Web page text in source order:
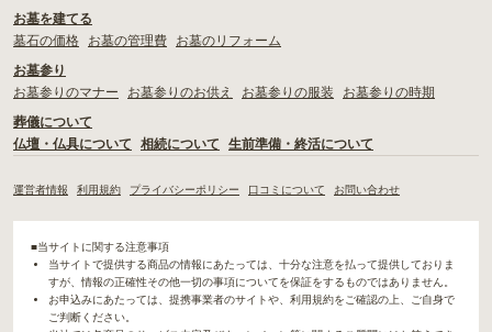
お墓を建てる
墓石の価格
お墓の管理費
お墓のリフォーム
お墓参り
お墓参りのマナー
お墓参りのお供え お墓参りの服装
お墓参りの時期
葬儀について
仏壇・仏具について
相続について 生前準備・終活について
運営者情報 利用規約 プライバシーポリシー 口コミについて お問い合わせ
■当サイトに関する注意事項
当サイトで提供する商品の情報にあたっては、十分な注意を払って提供しておりま
すが、情報の正確性その他一切の事項についてを保証をするものではありません。
お申込みにあたっては、提携事業者のサイトや、利用規約をご確認の上、ご自身で
ご判断ください。